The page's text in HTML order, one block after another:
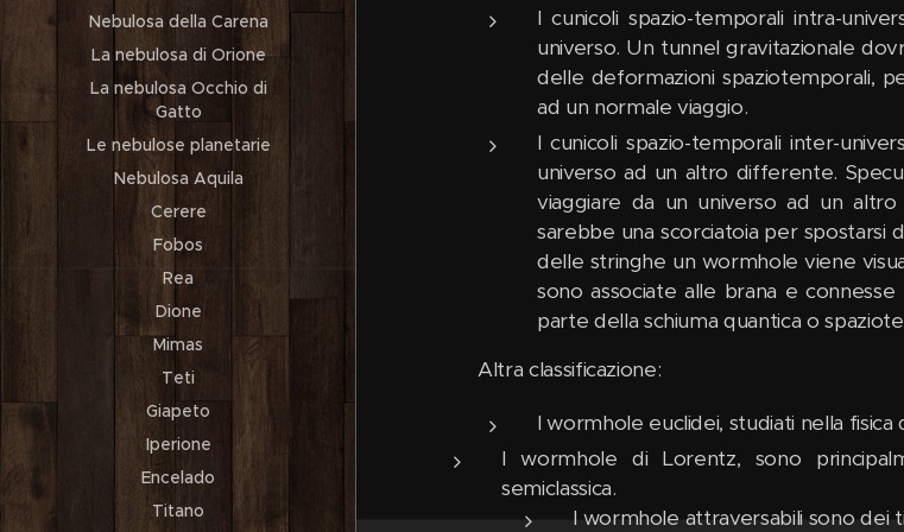
Nebulosa della Carena
La nebulosa di Orione
La nebulosa Occhio di
Gatto
Le nebulose planetarie
Nebulosa Aquila
Cerere
Fobos
Rea
Dione
Mimas
Teti
Giapeto
Iperione
Encelado
Titano
I cunicoli spazio-temporali intra-
universo. Un tunnel gravitazionale
delle deformazioni spaziotemporali,
ad un normale viaggio.
I cunicoli spazio-temporali inter-
universo ad un altro differente.
viaggiare da un universo ad un
sarebbe una scorciatoia per
delle stringhe un wormhole viene
sono associate alle brana e
parte della schiuma quantica o
Altra classificazione:
I wormhole euclidei, studiati nella fisica
I wormhole di Lorentz, sono
semiclassica.
I wormhole attraversabili sono